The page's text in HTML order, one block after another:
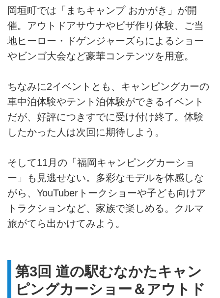
岡垣町では「まちキャンプ おかがき」が開
催。アウトドアサウナやピザ作り体験、ご当
地ヒーロー・ドゲンジャーズらによるショー
やビンゴ大会など豪華コンテンツを用意。
ちなみに2イベントとも、キャンピングカーの
車中泊体験やテント泊体験ができるイベント
だが、好評につきすでに受け付け終了。体験
したかった人は次回に期待しよう。
そして11月の「福岡キャンピングカーショ
ー」も見逃せない。多彩なモデルを体感しな
がら、YouTuberトークショーや子ども向けア
トラクションなど、家族で楽しめる。クルマ
旅がてら出かけてみよう。
第3回 道の駅むなかたキャン
ピングカーショー＆アウトド